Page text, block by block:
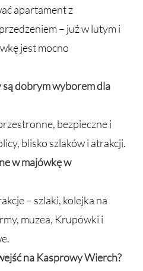
apartament z
– już w lutym i
jest mocno
dobrym wyborem dla
bezpieczne i
blisko szlaków i atrakcji.
w majówkę w
– szlaki, kolejka na
muzea, Krupówki i
na Kasprowy Wierch?